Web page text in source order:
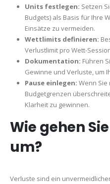
Units festlegen: Setzen
Budgets) als Basis für Ihre
Einsätze zu vermeiden.
Wettlimits definieren:
Verlustlimit pro Wett-
Dokumentation: Führen
Gewinne und Verluste, um
Pause einlegen: Wenn Sie
Budgetgrenzen
Klarheit zu gewinnen.
Wie gehen
um?
Verluste sind ein